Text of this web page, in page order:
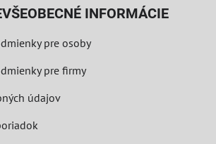
VŠEOBECNÉ INFORMÁCIE
pre osoby
pre firmy
údajov